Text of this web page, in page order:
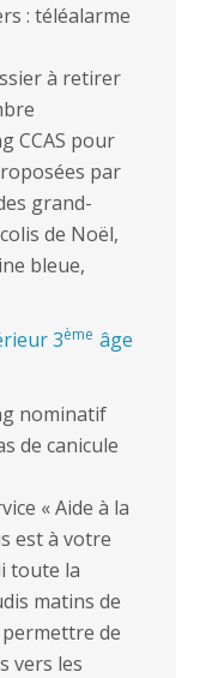
: téléalarme
à retirer
CCAS pour
par
grand-
de Noël,
bleue,
3ème âge
nominatif
de canicule
« Aide à la
est à votre
toute la
matins de
de
vers les